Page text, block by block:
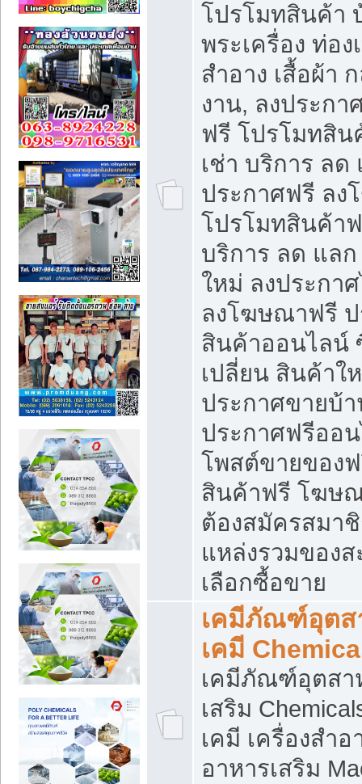
โปรโมทสินค้า
พระเครื่อง ท่อง
สำอาง เสื้อผ้า
งาน, ลงประก
ฟรี โปรโมทสิ
เช่า บริการ ลด
ประกาศฟรี ล
โปรโมทสินค้า
บริการ ลด แล
ใหม่ ลงประกา
ลงโฆษณาฟรี
สินค้าออนไลน์
เปลี่ยน สินค้าใ
ประกาศขายบ้
ประกาศฟรีออ
โพสต์ขายของ
สินค้าฟรี โฆษ
ต้องสมัครสมา
แหล่งรวมของ
เลือกซื้อขาย
เคมีภัณฑ์อุตส
เคมี
เคมีภัณฑ์อุตสา
เสริม
เคมี เครื่องสำ
อาหารเสริม